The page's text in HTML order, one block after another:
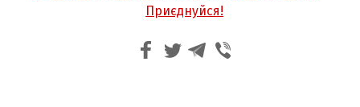
Приєднуйся!